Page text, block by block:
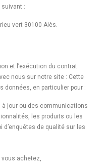
suivant :
vert 30100 Alès.
et l’exécution du contrat
nous sur notre site : Cette
données, en particulier pour :
jour ou des communications
les produits ou les
de qualité sur les
vous achetez,